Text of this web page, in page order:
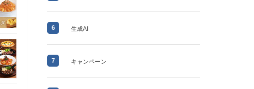
6 生成AI
7 キャンペーン